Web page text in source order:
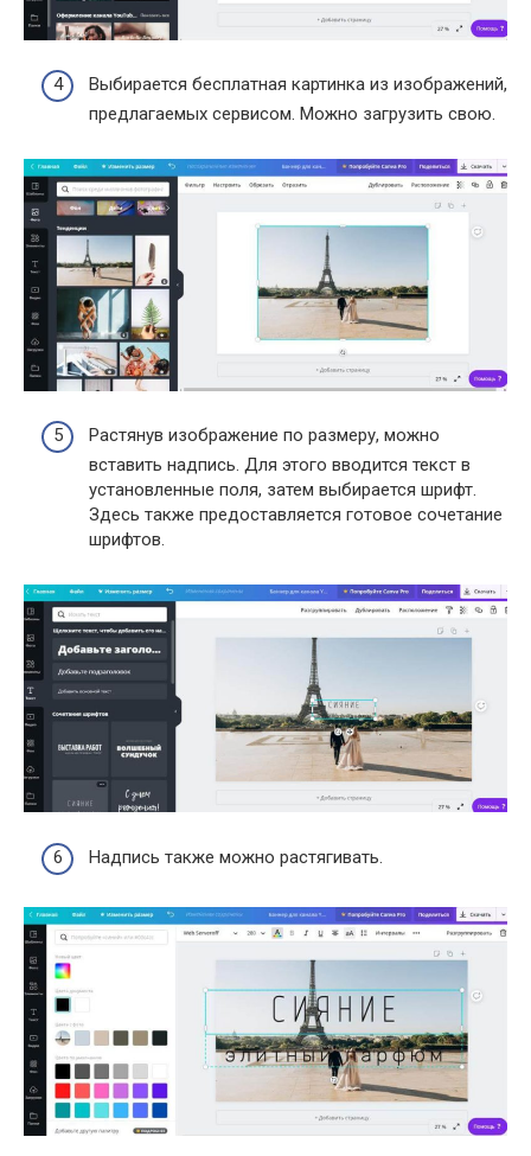
Выбирается бесплатная картинка из изображений,
предлагаемых сервисом. Можно загрузить свою.
Растянув изображение по размеру, можно
вставить надпись. Для этого вводится текст в
установленные поля, затем выбирается шрифт.
Здесь также предоставляется готовое сочетание
шрифтов.
Надпись также можно растягивать.